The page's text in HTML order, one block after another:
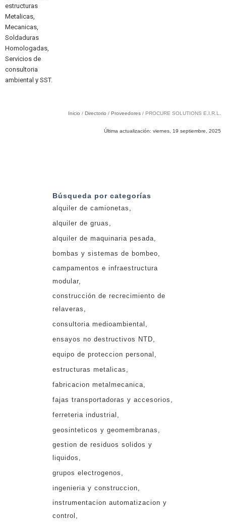
estructuras
Metalicas,
Mecanicas,
Soldaduras
Homologadas,
Servicios de
consultoria
ambiental y SST.
Inicio / Directorio / Proveedores / PROCURE SOLUTIONS E.I.R.L.
Última actualización: viernes, 19 septiembre, 2025
Búsqueda por categorías
alquiler de camionetas
alquiler de gruas
alquiler de maquinaria pesada
bombas y sistemas de bombeo
campamentos e infraestructura
modular
construcción de recrecimiento de
relaveras
consultoria medioambiental
ensayos no destructivos NTD
equipo de proteccion personal
estructuras metalicas
fabricacion metalmecanica
fajas transportadoras y accesorios
ferreteria industrial
geosinteticos y geomembranas
gestion de residuos solidos y
liquidos
grupos electrogenos
ingenieria y construccion
instrumentacion automatizacion y
control